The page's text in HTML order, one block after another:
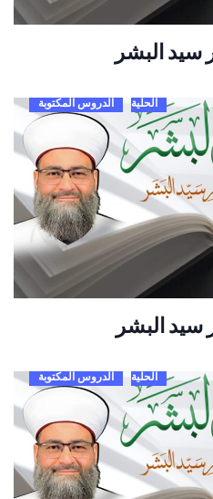
الحلية الدروس المكتوبة
الحلية الدروس المكتوبة